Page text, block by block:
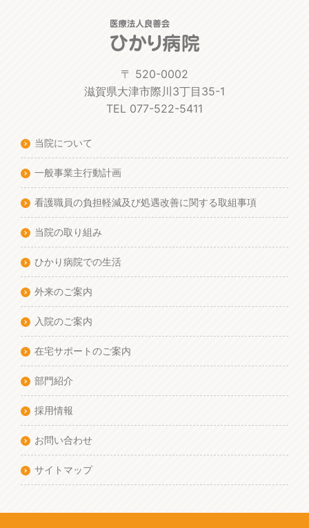
〒 520-0002
滋賀県大津市際川3丁目35-1
TEL 077-522-5411
当院について
一般事業主行動計画
看護職員の負担軽減及び処遇改善に関する取組事項
当院の取り組み
ひかり病院での生活
外来のご案内
入院のご案内
在宅サポートのご案内
部門紹介
採用情報
お問い合わせ
サイトマップ